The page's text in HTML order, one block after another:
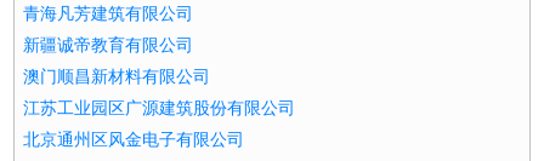
青海凡芳建筑有限公司
新疆诚帝教育有限公司
澳门顺昌新材料有限公司
江苏工业园区广源建筑股份有限公司
北京通州区风金电子有限公司